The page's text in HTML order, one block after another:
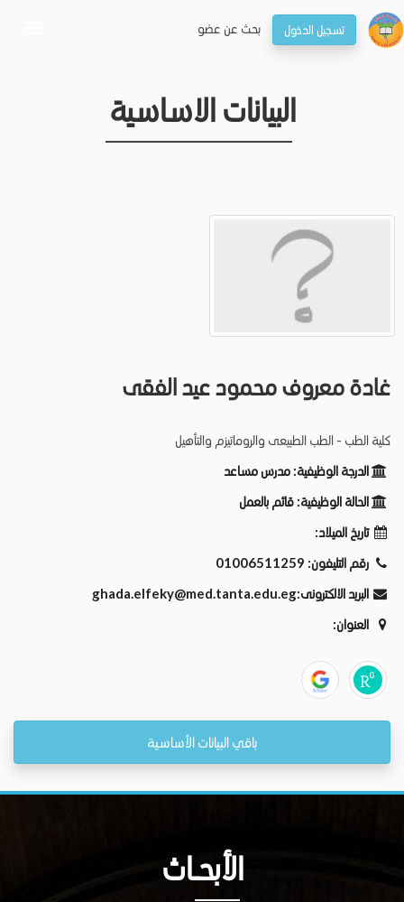
تسجيل الدخول بحـث عن عضو
البيانات الاساسية
غادة معروف محمود عيد الفقى
كلية الطب - الطب الطبيعى والروماتيزم والتأهيل
الدرجة الوظيفية: مدرس مساعد
الحالة الوظيفية: قائم بالعمل
تاريخ الميلاد:
رقم التليفون: 01006511259
البريد الالكترونى:ghada.elfeky@med.tanta.edu.eg
العنوان:
باقي البيانات الأساسية
الأبحــاث